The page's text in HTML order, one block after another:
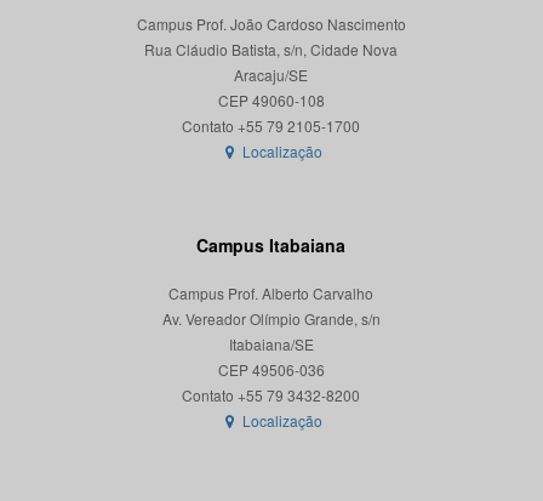
Campus Prof. João Cardoso Nascimento
Rua Cláudio Batista, s/n, Cidade Nova
Aracaju/SE
CEP 49060-108
Localização
Campus Itabaiana
Campus Prof. Alberto Carvalho
Av. Vereador Olímpio Grande, s/n
Itabaiana/SE
CEP 49506-036
Localização